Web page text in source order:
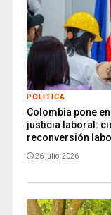
POLITICA
Colombia pone
justicia laboral:
reconversión
26 julio, 2026